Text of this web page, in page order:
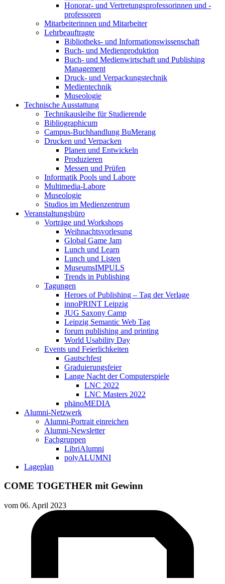
Honorar- und Vertretungsprofessorinnen und -
professoren
Mitarbeiterinnen und Mitarbeiter
Lehrbeauftragte
Bibliotheks- und Informationswissenschaft
Buch- und Medienproduktion
Buch- und Medienwirtschaft und Publishing
Management
Druck- und Verpackungstechnik
Medientechnik
Museologie
Technische Ausstattung
Technikausleihe für Studierende
Bibliographicum
Campus-Buchhandlung BuMerang
Drucken und Verpacken
Planen und Entwickeln
Produzieren
Messen und Prüfen
Informatik Pools und Labore
Multimedia-Labore
Museologie
Studios im Medienzentrum
Veranstaltungsbüro
Vorträge und Workshops
Weihnachtsvorlesung
Global Game Jam
Lunch und Learn
Lunch und Listen
MuseumsIMPULS
Trends in Publishing
Tagungen
Heroes of Publishing – Tag der Verlage
innoPRINT Leipzig
JUG Saxony Camp
Leipzig Semantic Web Tag
forum publishing and printing
World Usability Day
Events und Feierlichkeiten
Gautschfest
Graduierungsfeier
Lange Nacht der Computerspiele
LNC 2022
LNC Masters 2022
phänoMEDIA
Alumni-Netzwerk
Alumni-Portrait einreichen
Alumni-Newsletter
Fachgruppen
LibriAlumni
polyALUMNI
Lageplan
COME TOGETHER mit Gewinn
vom 06. April 2023